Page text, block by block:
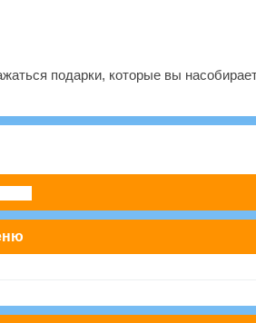
подарки, которые вы